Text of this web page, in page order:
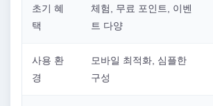
초기 혜
택
체험, 무료 포인트, 이벤
트 다양
사용 환
경
모바일 최적화, 심플한
구성